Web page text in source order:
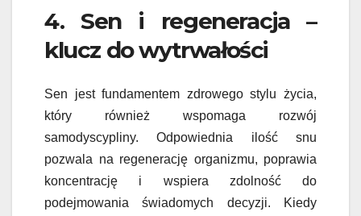
4. Sen i regeneracja –
klucz do wytrwałości
Sen jest fundamentem zdrowego stylu życia,
który również wspomaga rozwój
samodyscypliny. Odpowiednia ilość snu
pozwala na regenerację organizmu, poprawia
koncentrację i wspiera zdolność do
podejmowania świadomych decyzji. Kiedy